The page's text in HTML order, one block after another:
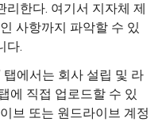
한다. 여기서 지자체 제
사항까지 파악할 수 있
다.
탭에서는 회사 설립 및 라
에 직접 업로드할 수 있
브 또는 원드라이브 계정